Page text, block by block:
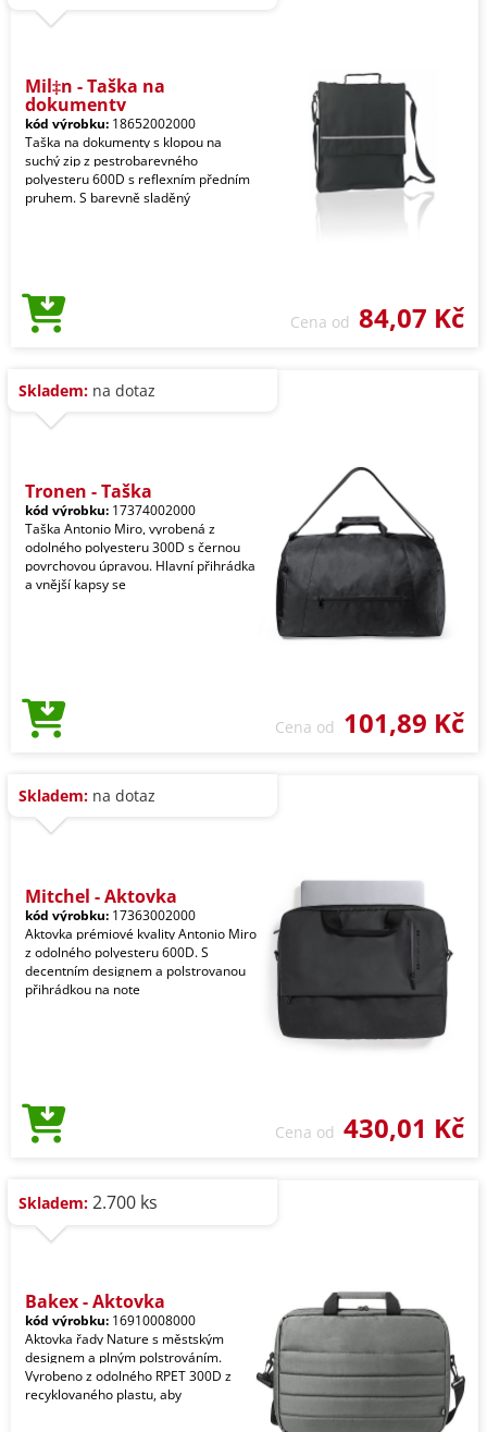
Mil‡n - Taška na
dokumenty
kód výrobku: 18652002000
Taška na dokumenty s klopou na
suchý zip z pestrobarevného
polyesteru 600D s reflexním předním
pruhem. S barevně sladěný
Cena od 84,07 Kč
Skladem: na dotaz
Tronen - Taška
kód výrobku: 17374002000
Taška Antonio Miro, vyrobená z
odolného polyesteru 300D s černou
povrchovou úpravou. Hlavní přihrádka
a vnější kapsy se
Cena od 101,89 Kč
Skladem: na dotaz
Mitchel - Aktovka
kód výrobku: 17363002000
Aktovka prémiové kvality Antonio Miro
z odolného polyesteru 600D. S
decentním designem a polstrovanou
přihrádkou na note
Cena od 430,01 Kč
Skladem: 2.700 ks
Bakex - Aktovka
kód výrobku: 16910008000
Aktovka řady Nature s městským
designem a plným polstrováním.
Vyrobeno z odolného RPET 300D z
recyklovaného plastu, aby